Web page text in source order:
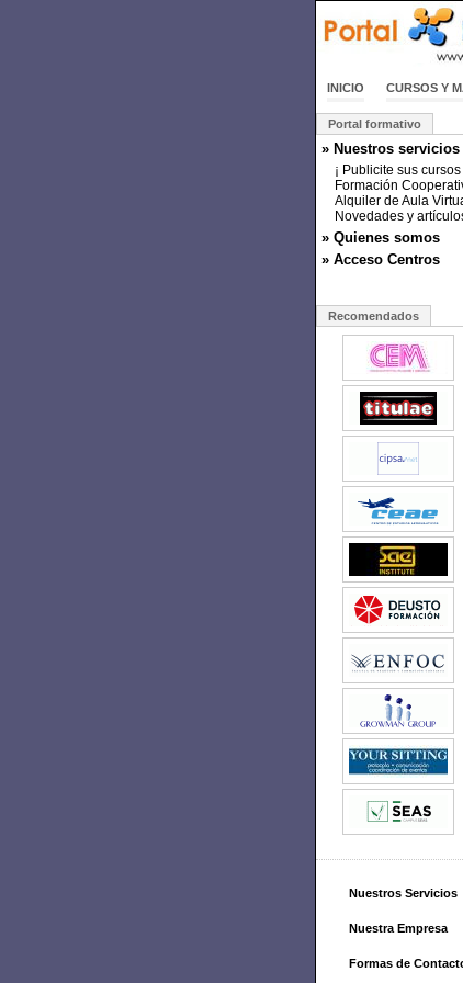
INICIO CURSOS Y
Portal formativo
» Nuestros servicios
¡ Publicite sus cursos
Formación
Alquiler de Aula
Novedades y
» Quienes somos
» Acceso Centros
Recomendados
Nuestros Servicios
Nuestra Empresa
Formas de